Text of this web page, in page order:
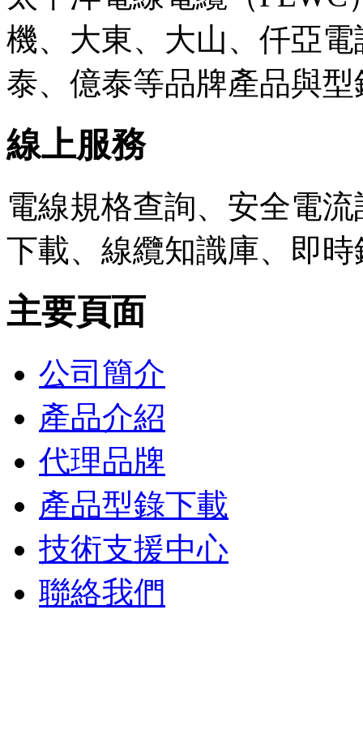
機、大東、大山、仟亞
泰、億泰等品牌產品與型
線上服務
電線規格查詢、安全電
下載、線纜知識庫、即
主要頁面
公司簡介
產品介紹
代理品牌
產品型錄下載
技術支援中心
聯絡我們